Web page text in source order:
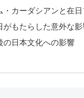
・カーダシアンと在
がもたらした意外な影
の日本文化への影響